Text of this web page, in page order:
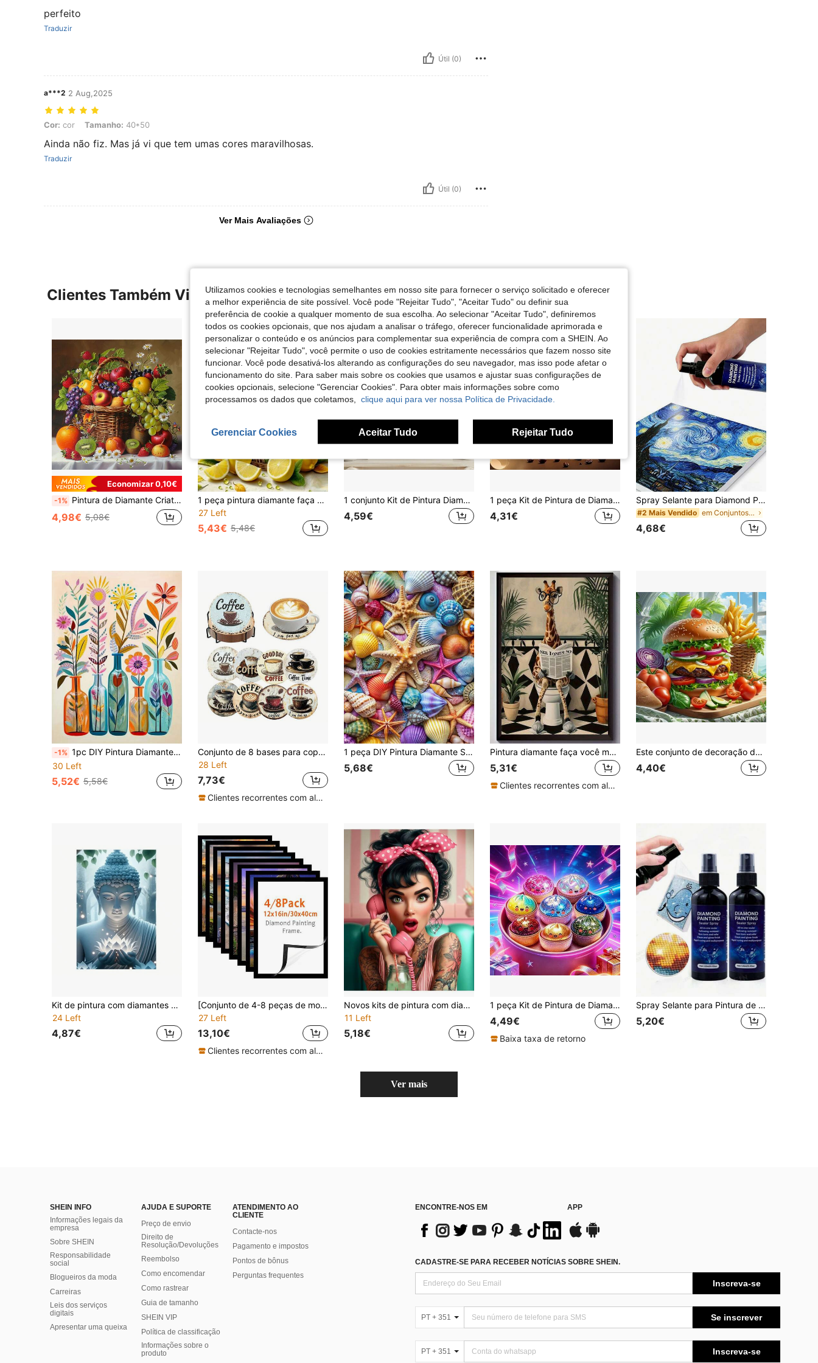
perfeito
Traduzir
Útil (0)
a***2 2 Aug,2025
Cor: cor, Tamanho: 40*50
Cor: cor Tamanho: 40*50
Ainda não fiz. Mas já vi que tem umas cores maravilhosas.
Traduzir
Útil (0)
Ver Mais Avaliações
Clientes Também Visitaram
Economizar 0,10€
-1% Pintura de Diamante Criativa 5D com Padrão de Frutas Múltiplas, Sem Moldura, Mosaico DIY com Diamantes Sintéticos, Decoração para Casa, Presente Ideal para Adultos e Iniciantes, Disponível em Vários Tamanhos
4,98€ 5,08€
1 peça pintura diamante faça você mesmo strass bordado fruta limão decoração para casa broca completa 11,8*15,7 pol/30*40 cm
27 Left
5,43€ 5,48€
1 conjunto Kit de Pintura Diamante Mosaico 5D DIY, Arte Decorativa Floral e de Letras para Casa, Sem Moldura
4,59€
1 peça Kit de Pintura de Diamantes, Pintura de Diamantes Redondos DIY, Arte e Artesanato com Perfuração Completa, Adequado para Decoração de Parede Doméstica e Presente
4,31€
Spray Selante para Diamond Painting Atualizado 60ML/120ML/240ML - Selante de Arte de Diamante de Secagem Rápida em 30 Minutos, Mantém a Arte de Diamante Fixa e Brilhante, Acessórios e Ferramentas de Arte de Diamante, Fácil de Usar, Sem Necessidade de Pincel (1 Unidade)
#2 Mais Vendido em Conjuntos Pintura Diamante DIY e Acessórios
4,68€
-1% 1pc DIY Pintura Diamante - Broca Completa Bordado Strass Decoração de Casa, 11,8*15,7 Polegadas
30 Left
5,52€ 5,58€
Conjunto de 8 bases para copos com pintura diamante, base para copos de acrílico com estampa de café de praia e suportes para decoração de casa, kits de artesanato com diamantes para iniciantes, adultos, suprimentos para arte com diamantes artificiais, presente
28 Left
7,73€
Clientes recorrentes com alta taxa de retorno
1 peça DIY Pintura Diamante Strass Bordado Decoração de Casa, Broca Completa, 11,8*15,7 pol./30*40 cm
5,68€
Pintura diamante faça você mesmo - Girafa lendo jornal no vaso sanitário, arte humorística moderna, arte animal, adequada para sala de estar, quarto, escritório - ideia de presente única
5,31€
Clientes recorrentes com alta taxa de retorno
Este conjunto de decoração de parede para casa com pintura de diamantes apresenta um design sem moldura, combinando arte de diamantes 5D, perfeito para iniciantes adultos. A pintura de diamantes DIY completa e redonda é ideal para decorar espaços e como um presente surpresa!
4,40€
Kit de pintura com diamantes com tema de anime, inclui diamantes redondos de acrílico (PMMA), mosaico completo de diamantes, bordado com strass, ideal para decoração de casa.
24 Left
4,87€
[Conjunto de 4-8 peças de moldura magnética de diamante] Moldura de foto de arte de diamante 12 x 16 polegadas - Serve para fotos de 10 x 14 polegadas, suporte autoadesivo, suspensão de parede horizontal ou vertical, moldura de arte de foto, preta
27 Left
13,10€
Clientes recorrentes com alta taxa de retorno
Novos kits de pintura com diamantes, adesivos artesanais, fantasia, linda garota, acessórios para celular, aconchegante, natalino, charmoso, bordado, mosaico, ponto cruz, strass, 5D, conjuntos de imagens DIY, decoração de parede para casa, brinquedos, presente.
11 Left
5,18€
1 peça Kit de Pintura de Diamante 5D DIY Padrão de Coeira Fofa - Arte de Diamante Redonda Completa Mosaico Artesanal, Decoração de Parede para Casa, Sem Moldura
4,49€
Baixa taxa de retorno
Spray Selante para Pintura de Diamantes, Selante Transparente para Proteger a Arte de Diamantes contra Poeira, Desbotamento e Perda de Diamantes, Acabamento Brilhante para Restaurar o Brilho, Secagem Rápida à Base de Água com Baixo Odor, Ferramenta Acessória para Iniciantes Adultos, Forte Adesão, Ideias de Presente
5,20€
Ver mais
SHEIN INFO
Informações legais da
empresa
Sobre SHEIN
Responsabilidade
social
Blogueiros da moda
Carreiras
Leis dos serviços
digitais
Apresentar uma queixa
AJUDA E SUPORTE
Preço de envio
Direito de
Resolução/Devoluções
Reembolso
Como encomendar
Como rastrear
Guia de tamanho
SHEIN VIP
Política de classificação
​Informações sobre o
produto
ATENDIMENTO AO
CLIENTE
Contacte-nos
Pagamento e impostos
Pontos de bônus
Perguntas frequentes
ENCONTRE-NOS EM APP
CADASTRE-SE PARA RECEBER NOTÍCIAS SOBRE SHEIN.
Inscreva-se
PT + 351 Se inscrever
PT + 351 Inscreva-se
Utilizamos cookies e tecnologias semelhantes em nosso site para fornecer o serviço solicitado e oferecer
a melhor experiência de site possível. Você pode "Rejeitar Tudo", "Aceitar Tudo" ou definir sua
preferência de cookie a qualquer momento de sua escolha. Ao selecionar "Aceitar Tudo", definiremos
todos os cookies opcionais, que nos ajudam a analisar o tráfego, oferecer funcionalidade aprimorada e
personalizar o conteúdo e os anúncios para complementar sua experiência de compra com a SHEIN. Ao
selecionar "Rejeitar Tudo", você permite o uso de cookies estritamente necessários que fazem nosso site
funcionar. Você pode desativá-los alterando as configurações do seu navegador, mas isso pode afetar o
funcionamento do site. Para saber mais sobre os cookies que usamos e ajustar suas configurações de
cookies opcionais, selecione "Gerenciar Cookies". Para obter mais informações sobre como
processamos os dados que coletamos, clique aqui para ver nossa Política de Privacidade.
Gerenciar Cookies Aceitar Tudo Rejeitar Tudo